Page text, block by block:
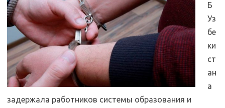
Б
Уз
бе
ки
ст
ан
а
задержала работников системы образования и